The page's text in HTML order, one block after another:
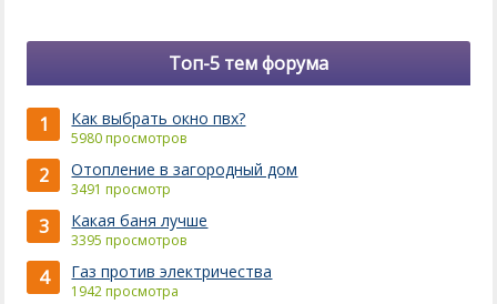
Топ-5 тем форума
1 Как выбрать окно пвх?
5980 просмотров
2 Отопление в загородный дом
3491 просмотр
3 Какая баня лучше
3395 просмотров
4 Газ против электричества
1942 просмотра